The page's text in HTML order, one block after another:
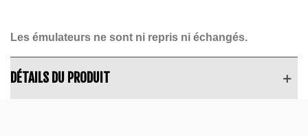
Les émulateurs ne sont ni repris ni échangés.
DÉTAILS DU PRODUIT